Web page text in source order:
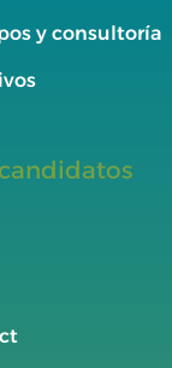
y consultoría